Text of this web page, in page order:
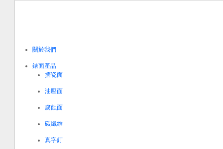
關於我們
錶面產品
搪瓷面
油壓面
腐蝕面
碳纖維
真字釘